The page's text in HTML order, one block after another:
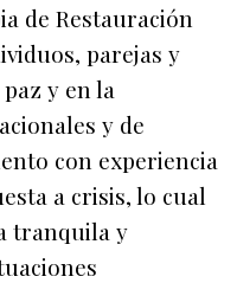
de Restauración
parejas y
y en la
y de
con experiencia
a crisis, lo cual
tranquila y